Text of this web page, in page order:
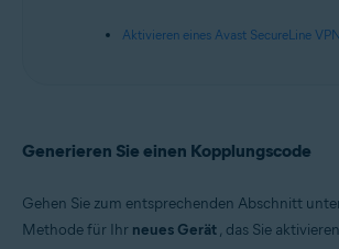
Apple macOS 12.x (Monterey)
Apple iOS 14.0 oder höher
Aktivieren eines Avast SecureLine
Generieren Sie einen Kopplungscode
Gehen Sie zum entsprechenden Abschnitt
Methode für Ihr neues Gerät, das Sie